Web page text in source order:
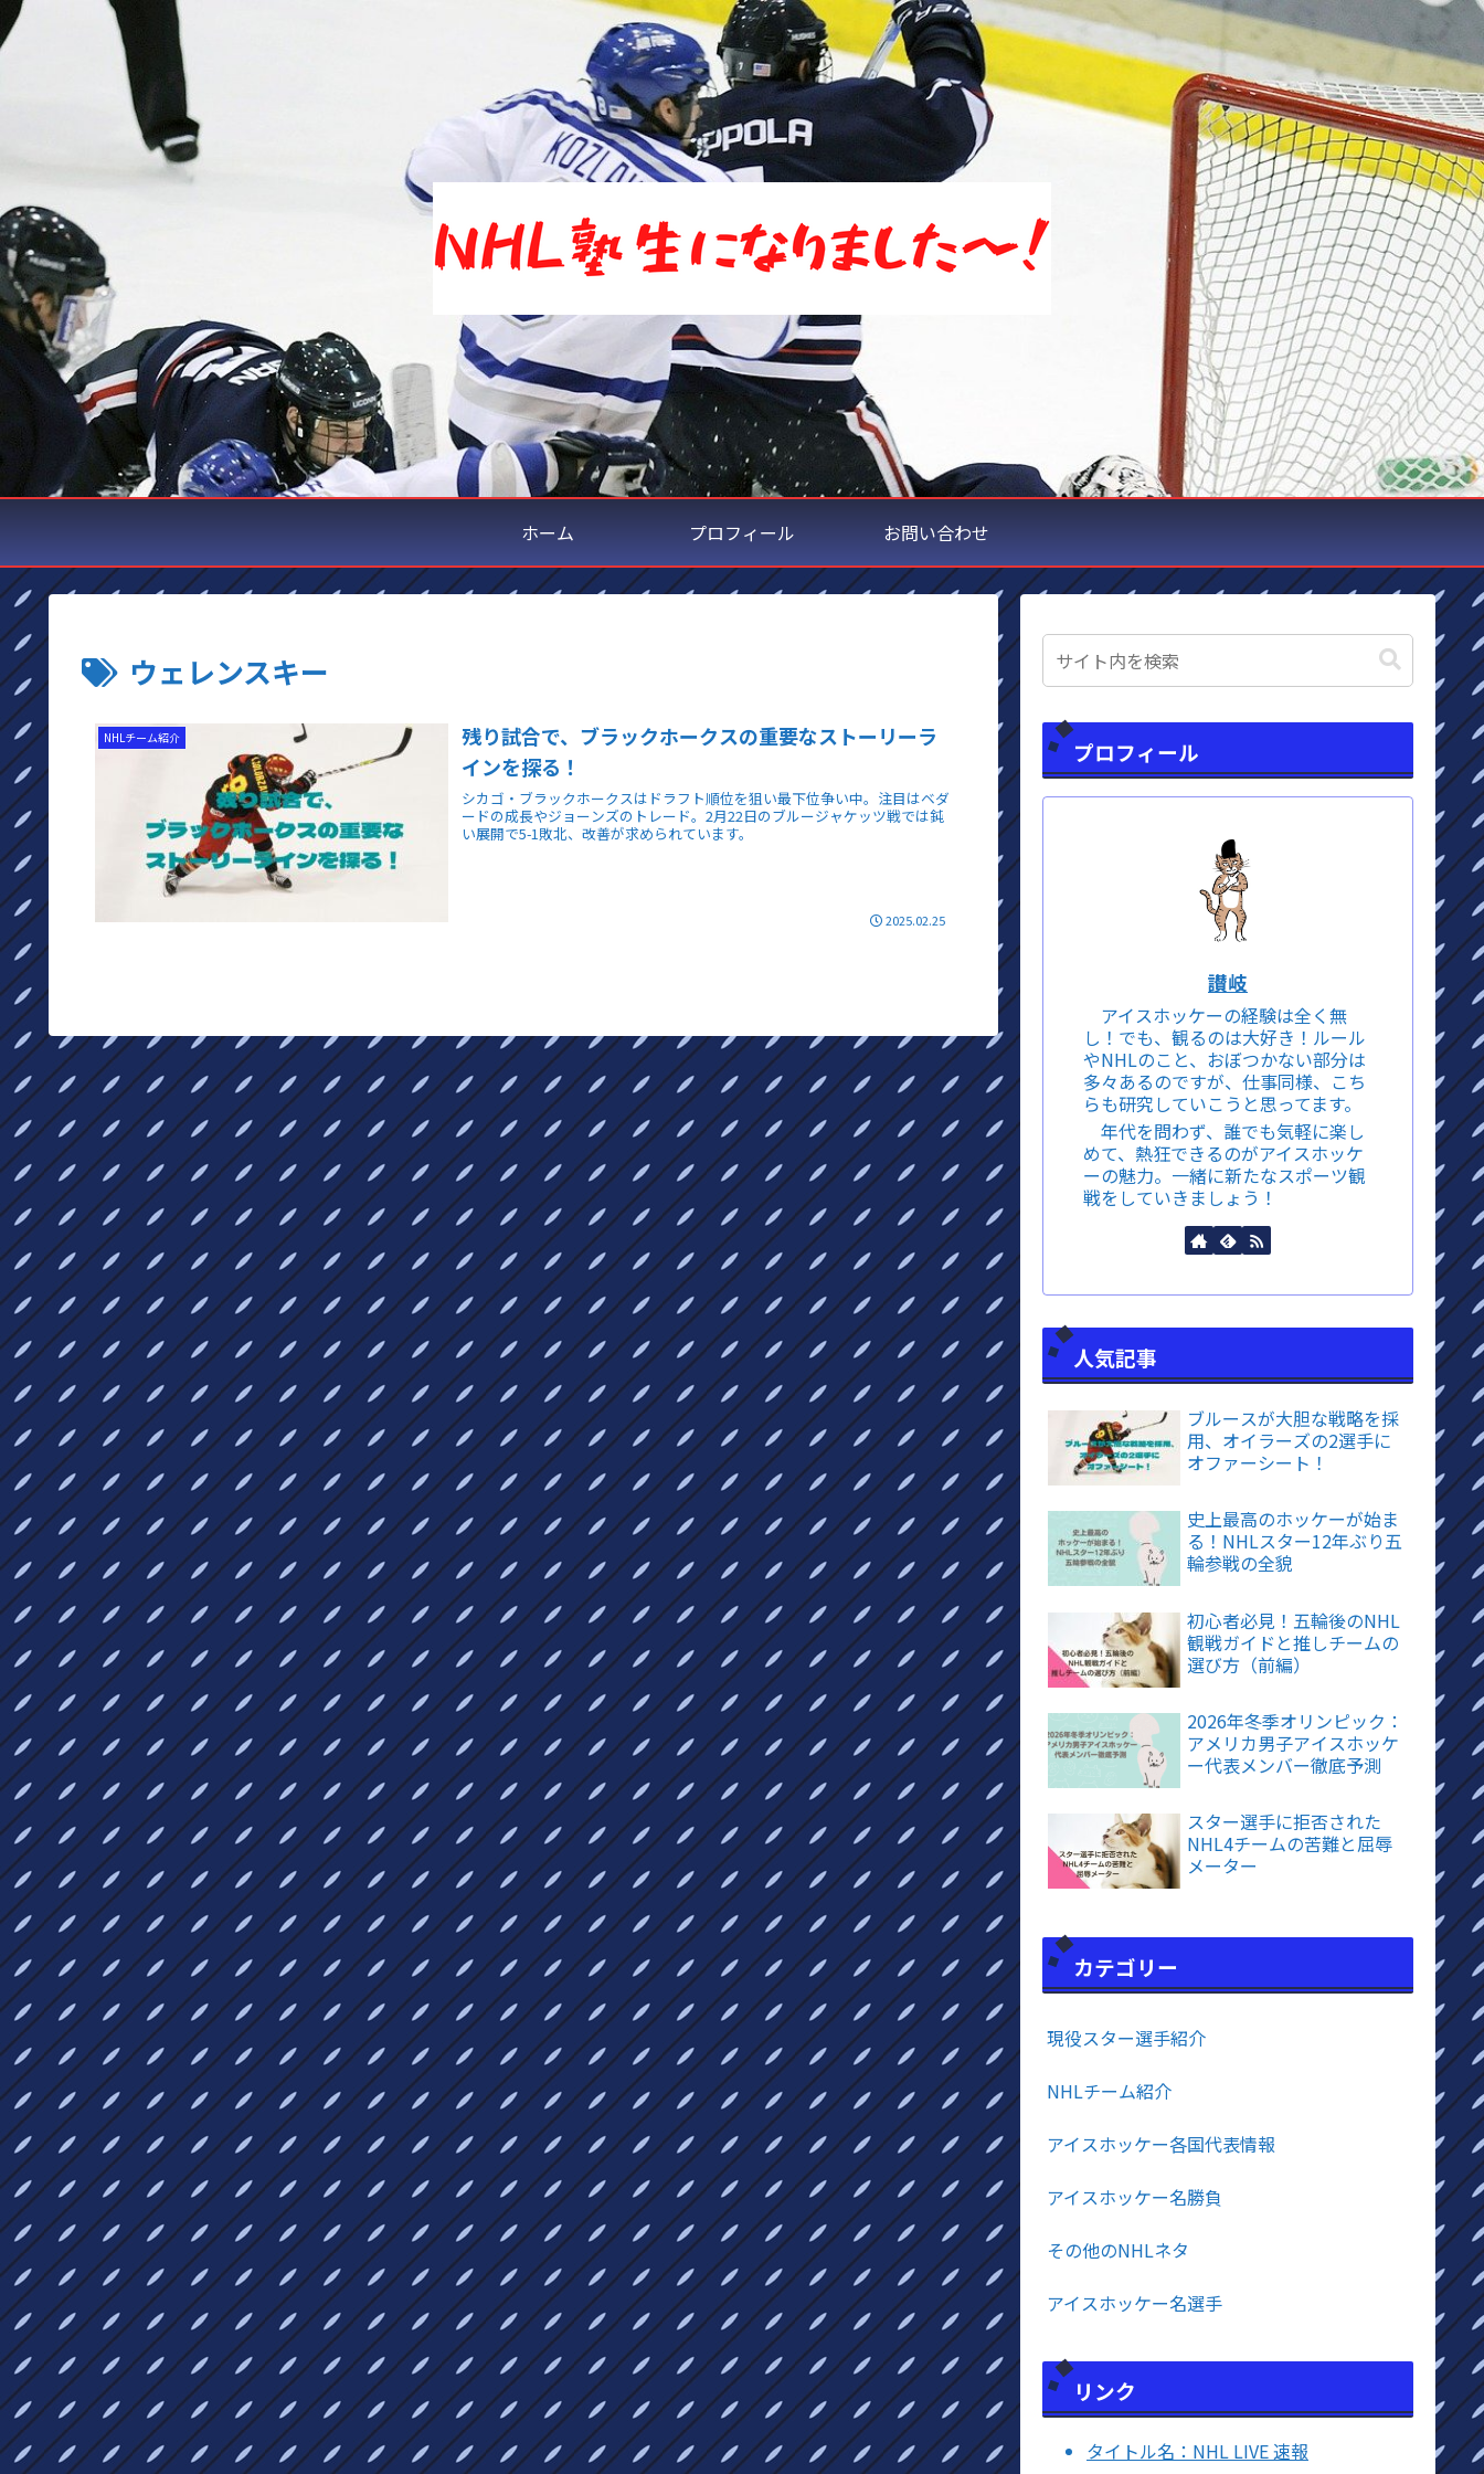
ホーム プロフィール お問い合わせ
ウェレンスキー
NHLチーム紹介
残り試合で、ブラックホークスの重要なストーリーラ
インを探る！
シカゴ・ブラックホークスはドラフト順位を狙い最下位争い中。注目はベダ
ードの成長やジョーンズのトレード。2月22日のブルージャケッツ戦では鈍
い展開で5-1敗北、改善が求められています。
2025.02.25
プロフィール
讃岐
アイスホッケーの経験は全く無
し！でも、観るのは大好き！ルール
やNHLのこと、おぼつかない部分は
多々あるのですが、仕事同様、こち
らも研究していこうと思ってます。
年代を問わず、誰でも気軽に楽し
めて、熱狂できるのがアイスホッケ
ーの魅力。一緒に新たなスポーツ観
戦をしていきましょう！
人気記事
ブルースが大胆な戦略を採
用、オイラーズの2選手に
オファーシート！
史上最高のホッケーが始ま
る！NHLスター12年ぶり五
輪参戦の全貌
初心者必見！五輪後のNHL
観戦ガイドと推しチームの
選び方（前編）
2026年冬季オリンピック：
アメリカ男子アイスホッケ
ー代表メンバー徹底予測
スター選手に拒否された
NHL4チームの苦難と屈辱
メーター
カテゴリー
現役スター選手紹介
NHLチーム紹介
アイスホッケー各国代表情報
アイスホッケー名勝負
その他のNHLネタ
アイスホッケー名選手
リンク
タイトル名：NHL LIVE 速報